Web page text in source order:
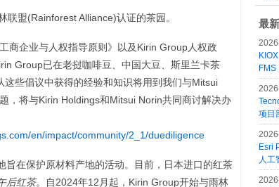
盟(Rainforest Alliance)认证的茶园。
商企业与人权指导原则》以及Kirin Group人权政
Group已在老挝咖啡豆、中国大豆、斯里兰卡茶
些倡议中获得的经验和知识将用到我们与Mitsui
，将与Kirin Holdings和Mitsui Norin共同商讨解决办
en/impact/community/2_1/duediligence
在保护原材料产地的活动。目前，日本进口的红茶
后红茶。自2024年12月起，Kirin Group开始与雨林
最
FMS
项目
Esri
人工